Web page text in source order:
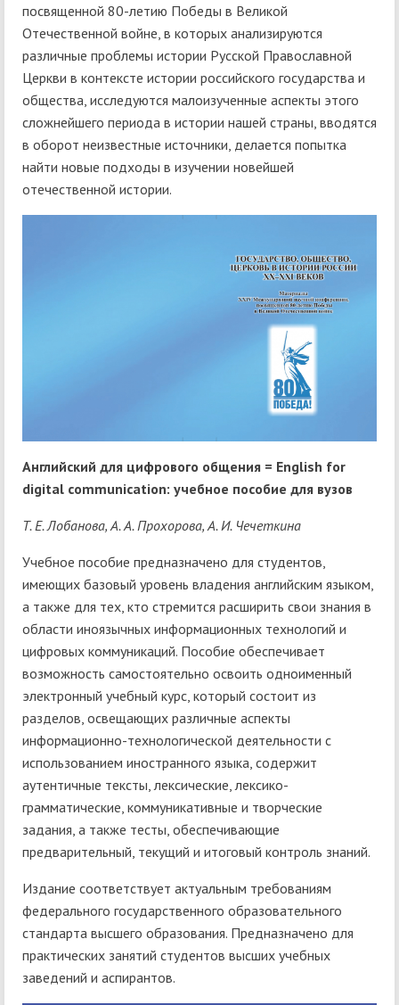
посвященной 80-летию Победы в Великой
Отечественной войне, в которых анализируются
различные проблемы истории Русской Православной
Церкви в контексте истории российского государства и
общества, исследуются малоизученные аспекты этого
сложнейшего периода в истории нашей страны, вводятся
в оборот неизвестные источники, делается попытка
найти новые подходы в изучении новейшей
отечественной истории.
Английский для цифрового общения = English for
digital communication: учебное пособие для вузов
Т. Е. Лобанова, А. А. Прохорова, А. И. Чечеткина
Учебное пособие предназначено для студентов,
имеющих базовый уровень владения английским языком,
а также для тех, кто стремится расширить свои знания в
области иноязычных информационных технологий и
цифровых коммуникаций. Пособие обеспечивает
возможность самостоятельно освоить одноименный
электронный учебный курс, который состоит из
разделов, освещающих различные аспекты
информационно-технологической деятельности с
использованием иностранного языка, содержит
аутентичные тексты, лексические, лексико-
грамматические, коммуникативные и творческие
задания, а также тесты, обеспечивающие
предварительный, текущий и итоговый контроль знаний.
Издание соответствует актуальным требованиям
федерального государственного образовательного
стандарта высшего образования. Предназначено для
практических занятий студентов высших учебных
заведений и аспирантов.